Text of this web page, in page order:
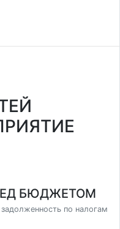
БЮДЖЕТОМ
по налогам